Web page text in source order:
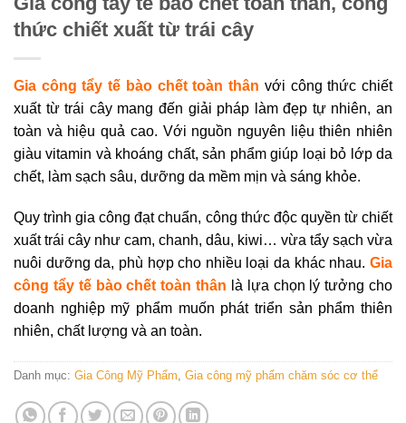
thức chiết xuất từ trái cây
Gia công tẩy tế bào chết toàn thân với công thức chiết
xuất từ trái cây mang đến giải pháp làm đẹp tự nhiên, an
toàn và hiệu quả cao. Với nguồn nguyên liệu thiên nhiên
giàu vitamin và khoáng chất, sản phẩm giúp loại bỏ lớp da
chết, làm sạch sâu, dưỡng da mềm mịn và sáng khỏe.
Quy trình gia công đạt chuẩn, công thức độc quyền từ chiết
xuất trái cây như cam, chanh, dâu, kiwi… vừa tẩy sạch vừa
nuôi dưỡng da, phù hợp cho nhiều loại da khác nhau. Gia
công tẩy tế bào chết toàn thân là lựa chọn lý tưởng cho
doanh nghiệp mỹ phẩm muốn phát triển sản phẩm thiên
nhiên, chất lượng và an toàn.
Danh mục: Gia Công Mỹ Phẩm, Gia công mỹ phẩm chăm sóc cơ thể